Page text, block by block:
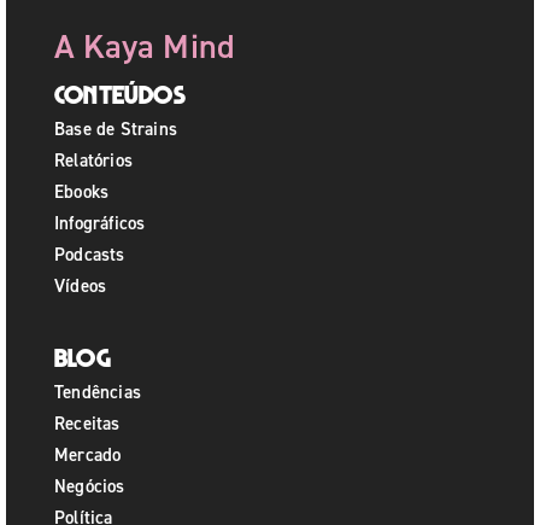
A Kaya Mind
Conteúdos
Base de Strains
Relatórios
Ebooks
Infográficos
Podcasts
Vídeos
Blog
Tendências
Receitas
Mercado
Negócios
Política